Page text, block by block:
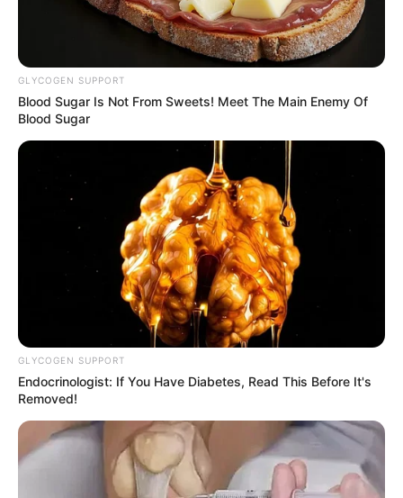
GLYCOGEN SUPPORT
Blood Sugar Is Not From Sweets! Meet The Main Enemy Of
Blood Sugar
GLYCOGEN SUPPORT
Endocrinologist: If You Have Diabetes, Read This Before It's
Removed!